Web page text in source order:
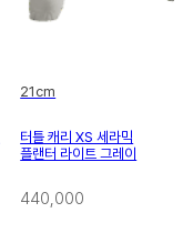
21cm
터틀 캐리 XS 세라믹
플랜터 라이트 그레이
440,000